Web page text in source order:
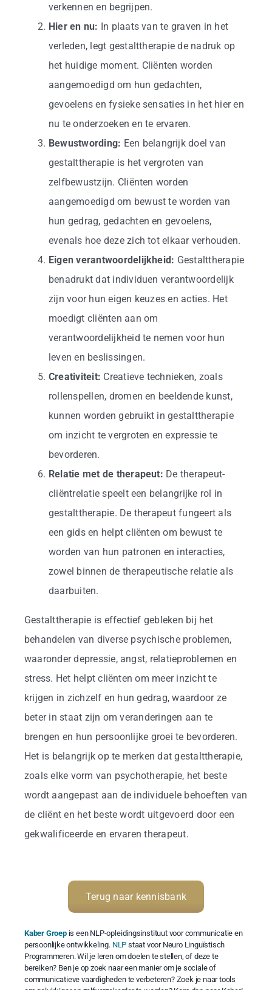
verkennen en begrijpen.
Hier en nu: In plaats van te graven in het
verleden, legt gestalttherapie de nadruk op
het huidige moment. Cliënten worden
aangemoedigd om hun gedachten,
gevoelens en fysieke sensaties in het hier en
nu te onderzoeken en te ervaren.
Bewustwording: Een belangrijk doel van
gestalttherapie is het vergroten van
zelfbewustzijn. Cliënten worden
aangemoedigd om bewust te worden van
hun gedrag, gedachten en gevoelens,
evenals hoe deze zich tot elkaar verhouden.
Eigen verantwoordelijkheid: Gestalttherapie
benadrukt dat individuen verantwoordelijk
zijn voor hun eigen keuzes en acties. Het
moedigt cliënten aan om
verantwoordelijkheid te nemen voor hun
leven en beslissingen.
Creativiteit: Creatieve technieken, zoals
rollenspellen, dromen en beeldende kunst,
kunnen worden gebruikt in gestalttherapie
om inzicht te vergroten en expressie te
bevorderen.
Relatie met de therapeut: De therapeut-
cliëntrelatie speelt een belangrijke rol in
gestalttherapie. De therapeut fungeert als
een gids en helpt cliënten om bewust te
worden van hun patronen en interacties,
zowel binnen de therapeutische relatie als
daarbuiten.
Gestalttherapie is effectief gebleken bij het
behandelen van diverse psychische problemen,
waaronder depressie, angst, relatieproblemen en
stress. Het helpt cliënten om meer inzicht te
krijgen in zichzelf en hun gedrag, waardoor ze
beter in staat zijn om veranderingen aan te
brengen en hun persoonlijke groei te bevorderen.
Het is belangrijk op te merken dat gestalttherapie,
zoals elke vorm van psychotherapie, het beste
wordt aangepast aan de individuele behoeften van
de cliënt en het beste wordt uitgevoerd door een
gekwalificeerde en ervaren therapeut.
Terug naar kennisbank
Kaber Groepis een NLP-opleidingsinstituut voor communicatie en
persoonlijke ontwikkeling. NLP staat voor Neuro Linguïstisch
Programmeren. Wil je leren om doelen te stellen, of deze te
bereiken? Ben je op zoek naar een manier om je sociale of
communicatieve vaardigheden te verbeteren? Zoek je naar tools